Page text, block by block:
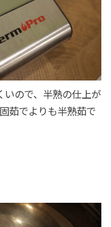
いので、半熟の仕上が
茹でよりも半熟茹で